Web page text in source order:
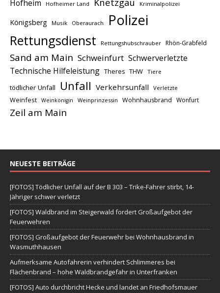
Hofheim Hofheimer Land Kriminalpolizei
Königsberg Musik Oberaurach Polizei
Rettungsdienst Rettungshubschrauber Rhön-Grabfeld
Sand am Main Schweinfurt Schwerverletzte
Technische Hilfeleistung Theres THW Tiere
tödlicher Unfall Unfall Verkehrsunfall Verletzte
Weinfest Weinkönigin Weinprinzessin Wohnhausbrand Wonfurt
Zeil am Main
NEUESTE BEITRÄGE
[FOTOS] Tödlicher Unfall auf der B 303 – Trike-Fahrer stirbt, 14-
Jähriger schwer verletzt
[FOTOS] Waldbrand im Steigerwald fordert Großaufgebot der
Feuerwehren
[FOTOS] Großaufgebot der Feuerwehr bei Wohnhausbrand in
Wasmuthhausen
Aufmerksame Autofahrerin verhindert Schlimmeres bei
Flächenbrand – hohe Waldbrandgefahr in Unterfranken
[FOTOS] Auto durchbricht Hecke und landet an Friedhofsmauer